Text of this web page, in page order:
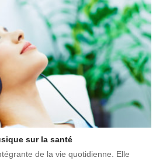
sur la santé
de la vie quotidienne. Elle